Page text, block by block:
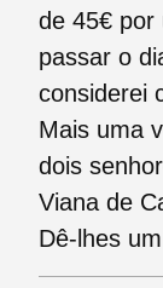
de 45€ por
passar o
considerei
Mais uma
dois
Viana de
Dê-lhes